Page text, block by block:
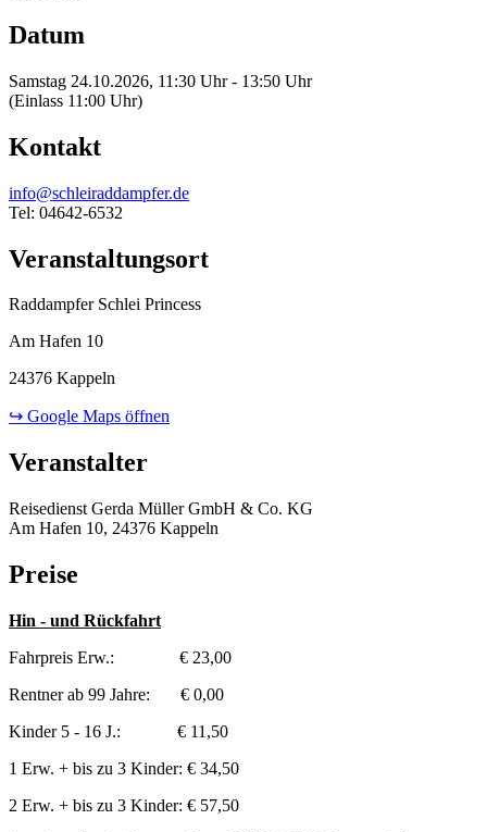
Datum
Samstag 24.10.2026, 11:30 Uhr - 13:50 Uhr
(Einlass 11:00 Uhr)
Kontakt
info@schleiraddampfer.de
Tel: 04642-6532
Veranstaltungsort
Raddampfer Schlei Princess
Am Hafen 10
24376 Kappeln
↪ Google Maps öffnen
Veranstalter
Reisedienst Gerda Müller GmbH & Co. KG
Am Hafen 10, 24376 Kappeln
Preise
Hin - und Rückfahrt
Fahrpreis Erw.: € 23,00
Rentner ab 99 Jahre: € 0,00
Kinder 5 - 16 J.: € 11,50
1 Erw. + bis zu 3 Kinder: € 34,50
2 Erw. + bis zu 3 Kinder: € 57,50